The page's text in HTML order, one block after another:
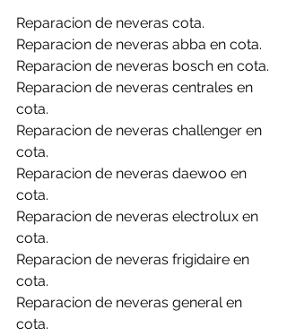
Reparacion de neveras cota.
Reparacion de neveras abba en cota.
Reparacion de neveras bosch en cota.
Reparacion de neveras centrales en
cota.
Reparacion de neveras challenger en
cota.
Reparacion de neveras daewoo en
cota.
Reparacion de neveras electrolux en
cota.
Reparacion de neveras frigidaire en
cota.
Reparacion de neveras general en
cota.